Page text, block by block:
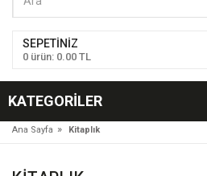
SEPETINIZ
0 ürün: 0.00 TL
KATEGORILER
Ana Sayfa » Kitaplık